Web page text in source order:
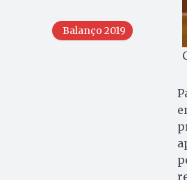
Balanço 2019